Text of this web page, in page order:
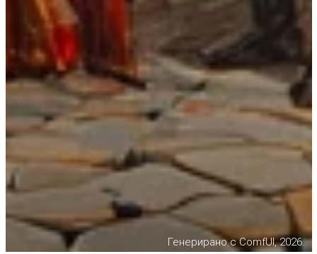
Генерирано с ComfUI, 2026.